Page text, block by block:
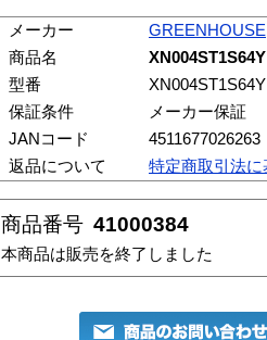
メーカー
GREENHOUSE
商品名
型番
XN004ST1S64Y
保証条件
メーカー保証
JANコード
4511677026263
返品について
特定商取引法
商品番号 41000384
本商品は販売を終了しました